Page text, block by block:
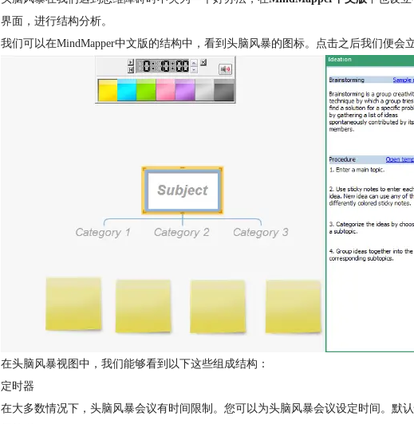
界面，进行结构分析。
我们可以在MindMapper中文版的结构中，看到头脑风暴的图标。点击之后我们便会
在头脑风暴视图中，我们能够看到以下这些组成结构：
定时器
在大多数情况下，头脑风暴会议有时间限制。您可以为头脑风暴会议设定时间。默